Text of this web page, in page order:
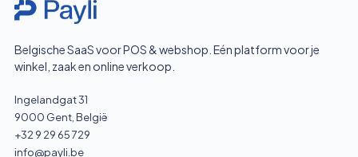
Belgische SaaS voor POS & webshop. Eén platform voor je
winkel, zaak en online verkoop.
Ingelandgat 31
9000 Gent, België
+32 9 29 65 729
info@payli.be